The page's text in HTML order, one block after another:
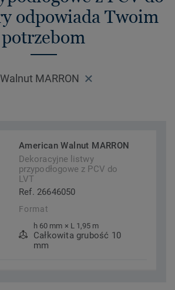
odpowiada Twoim
potrzebom
MARRON
American Walnut MARRON
Dekoracyjne listwy
przypodłogowe z PCV do
LVT
Ref. 26646050
Format
h 60 mm × L 1,95 m
Całkowita grubość 10
mm